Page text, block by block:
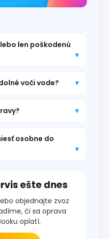
len poškodenú
voči vode?
osobne do
ešte dnes
objednajte zvoz
či sa oprava
oplatí.